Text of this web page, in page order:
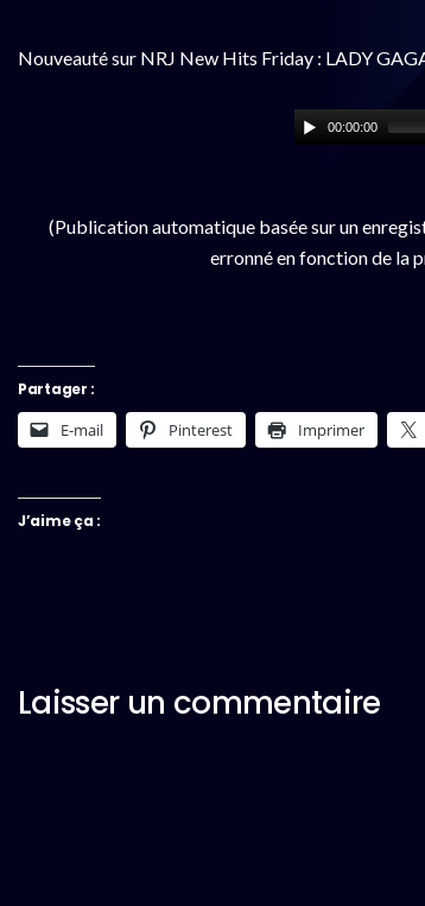
Nouveauté sur NRJ New Hits Friday : LADY
00:00:00
(Publication automatique basée sur un
erronné en fonction de la
Partager :
E-mail Pinterest Imprimer
J’aime ça :
Laisser un commentaire